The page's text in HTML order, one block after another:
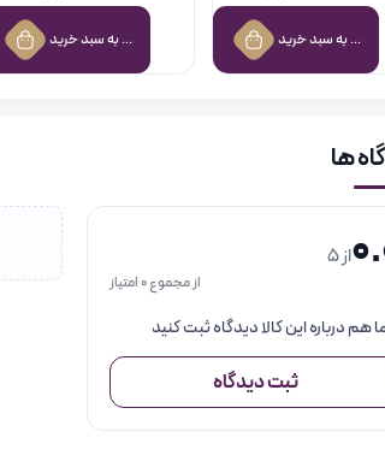
افزودن به سبد خرید افزودن به سبد خرید
ها
از 5
از مجموع 0 امتیاز
هم درباره این کالا دیدگاه ثبت کنید
ثبت دیدگاه